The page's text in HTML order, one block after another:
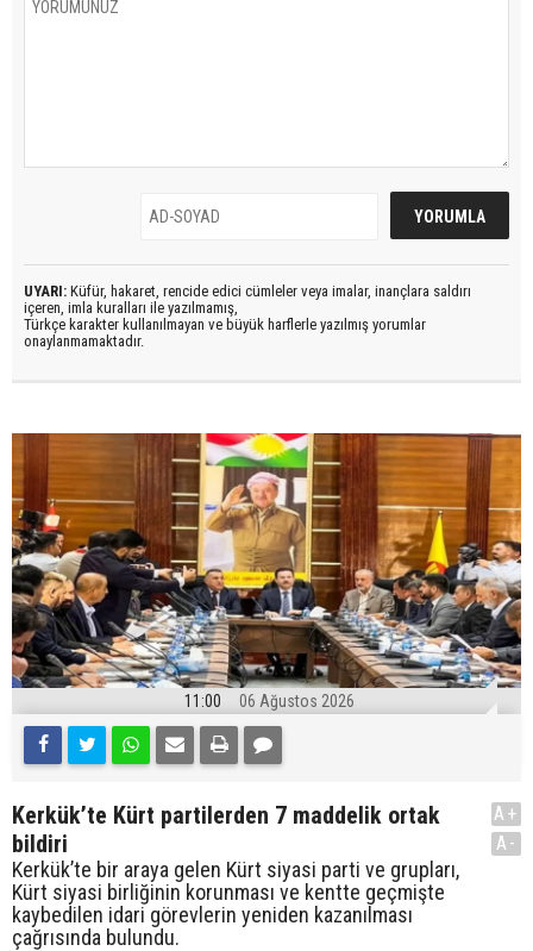
UYARI: Küfür, hakaret, rencide edici cümleler veya imalar, inançlara saldırı
içeren, imla kuralları ile yazılmamış,
Türkçe karakter kullanılmayan ve büyük harflerle yazılmış yorumlar
onaylanmamaktadır.
11:00 06 Ağustos 2026
Kerkük’te Kürt partilerden 7 maddelik ortak
bildiri
Kerkük’te bir araya gelen Kürt siyasi parti ve grupları,
Kürt siyasi birliğinin korunması ve kentte geçmişte
kaybedilen idari görevlerin yeniden kazanılması
çağrısında bulundu.
A+
A-